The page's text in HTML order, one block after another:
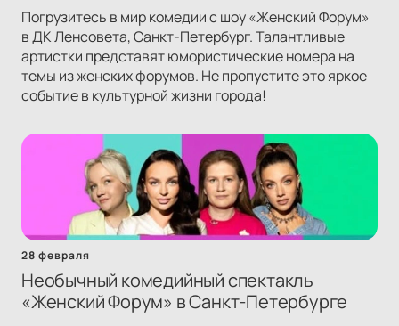
Погрузитесь в мир комедии с шоу «Женский Форум»
в ДК Ленсовета, Санкт-Петербург. Талантливые
артистки представят юмористические номера на
темы из женских форумов. Не пропустите это яркое
событие в культурной жизни города!
28 февраля
Необычный комедийный спектакль
«Женский Форум» в Санкт-Петербурге